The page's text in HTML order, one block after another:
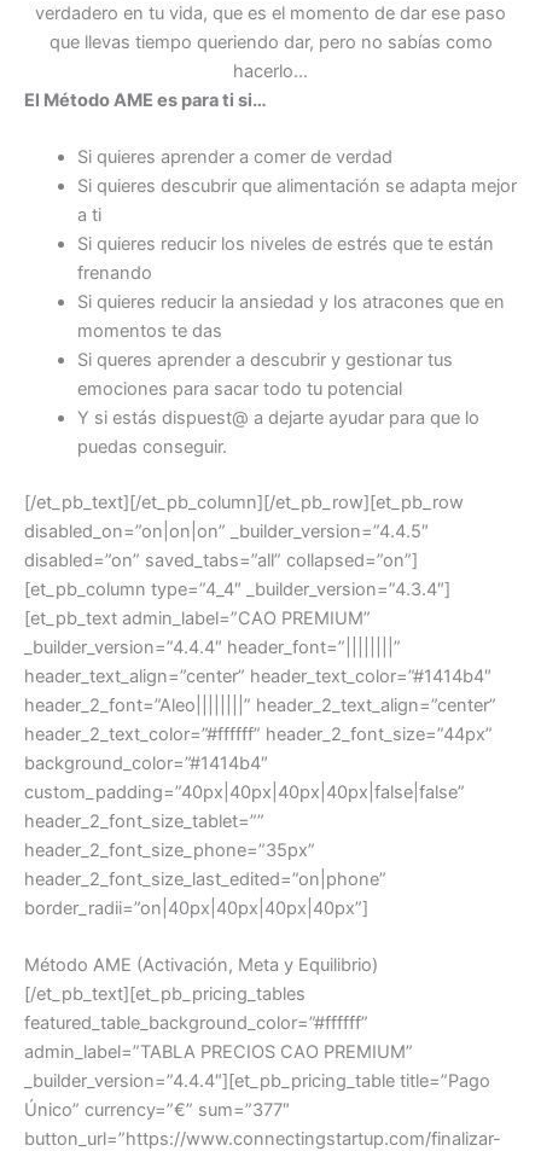
verdadero en tu vida, que es el momento de dar ese paso
que llevas tiempo queriendo dar, pero no sabías como
hacerlo…
El Método AME es para ti si…
Si quieres aprender a comer de verdad
Si quieres descubrir que alimentación se adapta mejor
a ti
Si quieres reducir los niveles de estrés que te están
frenando
Si quieres reducir la ansiedad y los atracones que en
momentos te das
Si queres aprender a descubrir y gestionar tus
emociones para sacar todo tu potencial
Y si estás dispuest@ a dejarte ayudar para que lo
puedas conseguir.
[/et_pb_text][/et_pb_column][/et_pb_row][et_pb_row
disabled_on=”on|on|on” _builder_version=”4.4.5″
disabled=”on” saved_tabs=”all” collapsed=”on”]
[et_pb_column type=”4_4″ _builder_version=”4.3.4″]
[et_pb_text admin_label=”CAO PREMIUM”
_builder_version=”4.4.4″ header_font=”||||||||”
header_text_align=”center” header_text_color=”#1414b4″
header_2_font=”Aleo||||||||” header_2_text_align=”center”
header_2_text_color=”#ffffff” header_2_font_size=”44px”
background_color=”#1414b4″
custom_padding=”40px|40px|40px|40px|false|false”
header_2_font_size_tablet=””
header_2_font_size_phone=”35px”
header_2_font_size_last_edited=”on|phone”
border_radii=”on|40px|40px|40px|40px”]
Método AME (Activación, Meta y Equilibrio)
[/et_pb_text][et_pb_pricing_tables
featured_table_background_color=”#ffffff”
admin_label=”TABLA PRECIOS CAO PREMIUM”
_builder_version=”4.4.4″][et_pb_pricing_table title=”Pago
Único” currency=”€” sum=”377″
button_url=”https://www.connectingstartup.com/finalizar-